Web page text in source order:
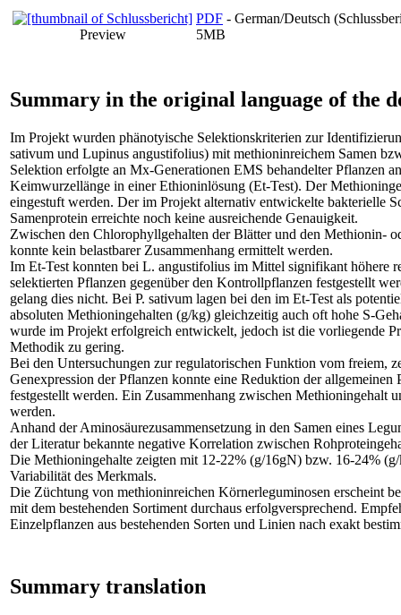
Preview
PDF - German/Deutsch
5MB
Summary in the original language of the
Im Projekt wurden phänotyische Selektionskriterien zur
sativum und Lupinus angustifolius) mit methioninreichem Samen
Selektion erfolgte an Mx-Generationen EMS behandelter Pflanzen
Keimwurzellänge in einer Ethioninlösung (Et-Test). Der
eingestuft werden. Der im Projekt alternativ entwickelte bakterielle
Samenprotein erreichte noch keine ausreichende Genauigkeit.
Zwischen den Chlorophyllgehalten der Blätter und den Methionin-
konnte kein belastbarer Zusammenhang ermittelt werden.
Im Et-Test konnten bei L. angustifolius im Mittel signifikant höhere
selektierten Pflanzen gegenüber den Kontrollpflanzen festgestellt
gelang dies nicht. Bei P. sativum lagen bei den im Et-Test als
absoluten Methioningehalten (g/kg) gleichzeitig auch oft hohe S-
wurde im Projekt erfolgreich entwickelt, jedoch ist die vorliegende
Methodik zu gering.
Bei den Untersuchungen zur regulatorischen Funktion vom freiem,
Genexpression der Pflanzen konnte eine Reduktion der
festgestellt werden. Ein Zusammenhang zwischen Methioningehalt
werden.
Anhand der Aminosäurezusammensetzung in den Samen eines
der Literatur bekannte negative Korrelation zwischen
Die Methioningehalte zeigten mit 12-22% (g/16gN) bzw. 16-24%
Variabilität des Merkmals.
Die Züchtung von methioninreichen Körnerleguminosen erscheint
mit dem bestehenden Sortiment durchaus erfolgversprechend.
Einzelpflanzen aus bestehenden Sorten und Linien nach exakt
Summary translation